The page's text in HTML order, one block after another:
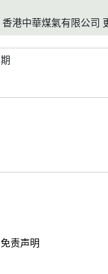
香港中華煤氣有限公司
免责声明